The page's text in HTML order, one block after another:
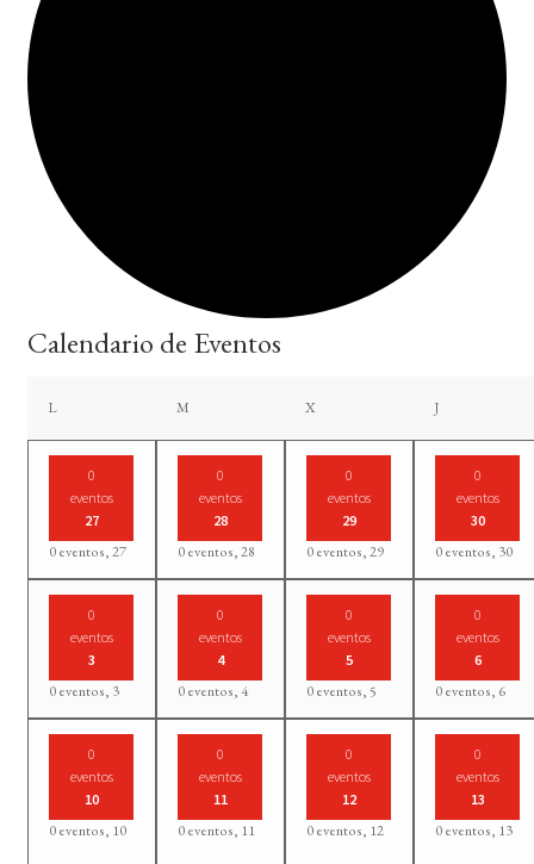
Calendario de Eventos
Llunes Mmartes Xmiércoles Jjueves
0
eventos
27
0 eventos,27
0
eventos
28
0 eventos,28
0
eventos
29
0 eventos,29
0
eventos
30
0 eventos, 30
0
eventos
3
0 eventos, 3
0
eventos
4
0 eventos, 4
0
eventos
5
0 eventos,5
0
eventos
6
0 eventos, 6
0
eventos
10
0 eventos, 10
0
eventos
11
0 eventos, 11
0
eventos
12
0 eventos, 12
0
eventos
13
0 eventos, 13